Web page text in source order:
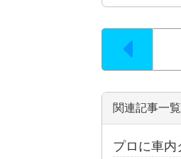
関連記事一覧
プロに車内